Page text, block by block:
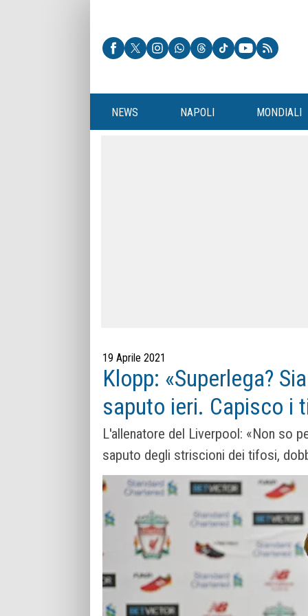
NEWS NAPOLI MONDIALI
19 Aprile 2021
Klopp: «Superlega?
saputo ieri. Capisco i
L'allenatore del Liverpool: «Non so
saputo degli striscioni dei tifosi,